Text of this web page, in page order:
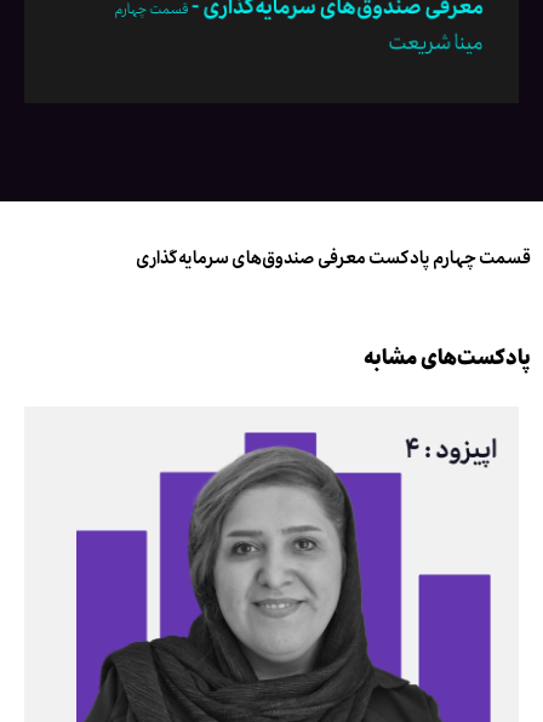
قسمت چهارم پادکست معرفی صندوق‌های سرمایه‌گذاری
پادکست‌های مشابه